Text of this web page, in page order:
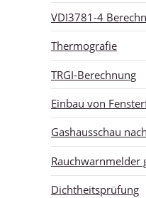
VDI3781-4
Thermografie
TRGI-Berechnung
Einbau von
Gashausschau
Rauchwarnmelder
Dichtheitsprüfung